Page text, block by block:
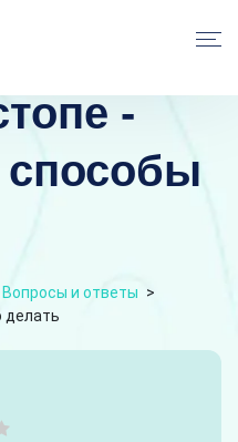
-
Вопросы и ответы >
делать